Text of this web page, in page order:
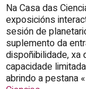
Na Casa das
exposicións
sesión de
suplemento da
dispoñibilidade, xa
capacidade
abrindo a pestana